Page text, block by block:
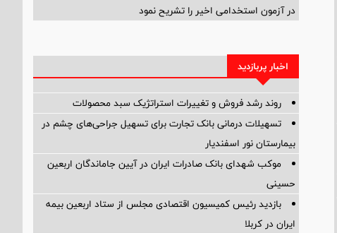
در آزمون استخدامی اخیر را تشریح نمود
اخبار پربازدید
روند رشد فروش و تغییرات استراتژیک سبد محصولات
تسهیلات درمانی بانک تجارت برای تسهیل جراحی‌های چشم در
بیمارستان نور اسفندیار
موکب شهدای بانک صادرات ایران در آیین جاماندگان اربعین
حسینی
بازدید رئیس کمیسیون اقتصادی مجلس از ستاد اربعین بیمه
ایران در کربلا